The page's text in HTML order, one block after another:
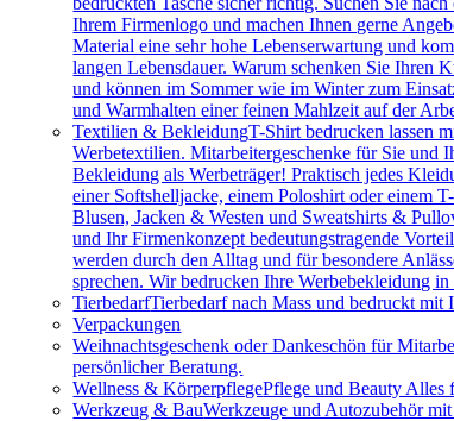
Ihrem Firmenlogo und machen Ihnen gerne
Material eine sehr hohe Lebenserwartung und
langen Lebensdauer. Warum schenken Sie Ihren
und können im Sommer wie im Winter zum
und Warmhalten einer feinen Mahlzeit auf der
Textilien & BekleidungT-Shirt bedrucken lassen
Werbetextilien. Mitarbeitergeschenke für Sie und
Bekleidung als Werbeträger! Praktisch jedes
einer Softshelljacke, einem Poloshirt oder einem
Blusen, Jacken & Westen und Sweatshirts &
und Ihr Firmenkonzept bedeutungstragende
werden durch den Alltag und für besondere
sprechen. Wir bedrucken Ihre Werbebekleidung
TierbedarfTierbedarf nach Mass und bedruckt mit
Verpackungen
Weihnachtsgeschenk oder Dankeschön für
persönlicher Beratung.
Wellness & KörperpflegePflege und Beauty Alles
Werkzeug & BauWerkzeuge und Autozubehör